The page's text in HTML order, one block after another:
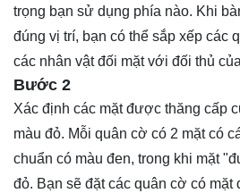
trọng bạn sử dụng phía nào. Khi
đúng vị trí, bạn có thể sắp xếp các
các nhân vật đối mặt với đối thủ
Bước 2
Xác định các mặt được thăng cấp
màu đỏ. Mỗi quân cờ có 2 mặt có
chuẩn có màu đen, trong khi mặt
đỏ. Bạn sẽ đặt các quân cờ có